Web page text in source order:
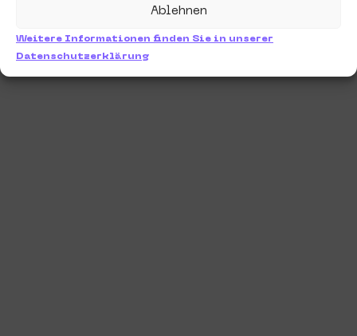
Ablehnen
Weitere Informationen finden Sie in unserer
Datenschutzerklärung